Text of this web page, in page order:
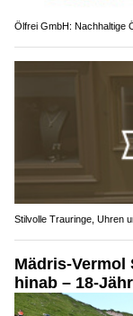
Ölfrei GmbH: Nachhaltige
Stilvolle Trauringe, Uhren
Mädris-Vermol
hinab – 18-